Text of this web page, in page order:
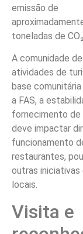
emissão de
toneladas de
A comunidade
atividades de
base
a FAS, a
fornecimento de
deve impactar
funcionamento
restaurantes,
outras iniciativas
locais.
Visita e